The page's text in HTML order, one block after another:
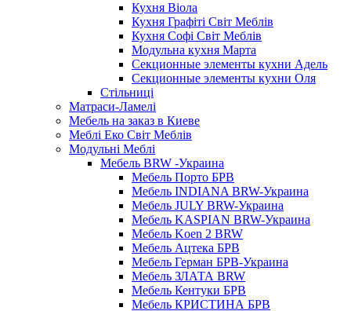
Кухня Віола
Кухня Графіті Світ Меблів
Кухня Софі Світ Меблів
Модульна кухня Марта
Секционные элементы кухни Адель
Секционные элементы кухни Оля
Стільниці
Матраси-Ламелі
Мебель на заказ в Киеве
Меблі Еко Світ Меблів
Модульні Меблі
Мебель BRW -Украина
Мебель Порто БРВ
Мебель INDIANA BRW-Украина
Мебель JULY BRW-Украина
Мебель KASPIAN BRW-Украина
Мебель Koen 2 BRW
Мебель Ацтека БРВ
Мебель Герман БРВ-Украина
Мебель ЗЛАТА BRW
Мебель Кентуки БРВ
Мебель КРИСТИНА БРВ